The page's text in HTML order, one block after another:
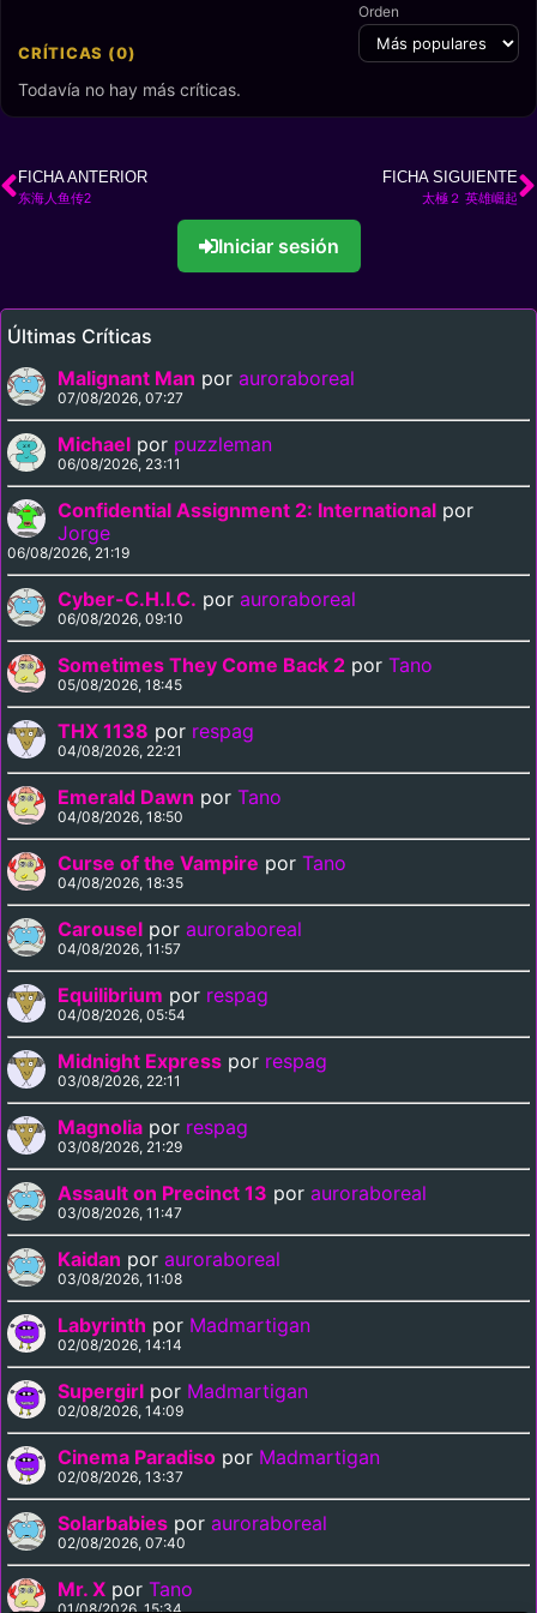
CRÍTICAS (0)
Orden
Todavía no hay más críticas.
FICHA ANTERIOR
东海人鱼传2
FICHA SIGUIENTE
太極２ 英雄崛起
Iniciar sesión
Últimas Críticas
Malignant Man por auroraboreal
07/08/2026, 07:27
Michael por puzzleman
06/08/2026, 23:11
Confidential Assignment 2: International por
Jorge
06/08/2026, 21:19
Cyber-C.H.I.C. por auroraboreal
06/08/2026, 09:10
Sometimes They Come Back 2 por Tano
05/08/2026, 18:45
THX 1138 por respag
04/08/2026, 22:21
Emerald Dawn por Tano
04/08/2026, 18:50
Curse of the Vampire por Tano
04/08/2026, 18:35
Carousel por auroraboreal
04/08/2026, 11:57
Equilibrium por respag
04/08/2026, 05:54
Midnight Express por respag
03/08/2026, 22:11
Magnolia por respag
03/08/2026, 21:29
Assault on Precinct 13 por auroraboreal
03/08/2026, 11:47
Kaidan por auroraboreal
03/08/2026, 11:08
Labyrinth por Madmartigan
02/08/2026, 14:14
Supergirl por Madmartigan
02/08/2026, 14:09
Cinema Paradiso por Madmartigan
02/08/2026, 13:37
Solarbabies por auroraboreal
02/08/2026, 07:40
Mr. X por Tano
01/08/2026, 15:34